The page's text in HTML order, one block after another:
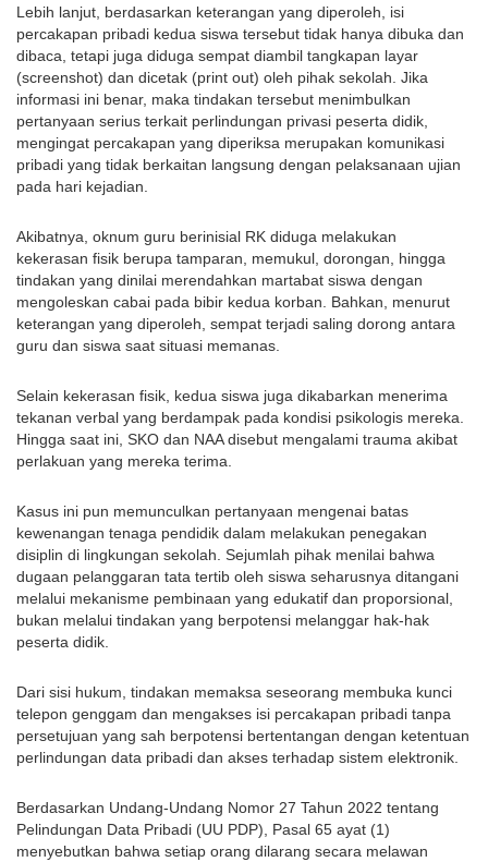
Lebih lanjut, berdasarkan keterangan yang diperoleh, isi
percakapan pribadi kedua siswa tersebut tidak hanya dibuka dan
dibaca, tetapi juga diduga sempat diambil tangkapan layar
(screenshot) dan dicetak (print out) oleh pihak sekolah. Jika
informasi ini benar, maka tindakan tersebut menimbulkan
pertanyaan serius terkait perlindungan privasi peserta didik,
mengingat percakapan yang diperiksa merupakan komunikasi
pribadi yang tidak berkaitan langsung dengan pelaksanaan ujian
pada hari kejadian.
Akibatnya, oknum guru berinisial RK diduga melakukan
kekerasan fisik berupa tamparan, memukul, dorongan, hingga
tindakan yang dinilai merendahkan martabat siswa dengan
mengoleskan cabai pada bibir kedua korban. Bahkan, menurut
keterangan yang diperoleh, sempat terjadi saling dorong antara
guru dan siswa saat situasi memanas.
Selain kekerasan fisik, kedua siswa juga dikabarkan menerima
tekanan verbal yang berdampak pada kondisi psikologis mereka.
Hingga saat ini, SKO dan NAA disebut mengalami trauma akibat
perlakuan yang mereka terima.
Kasus ini pun memunculkan pertanyaan mengenai batas
kewenangan tenaga pendidik dalam melakukan penegakan
disiplin di lingkungan sekolah. Sejumlah pihak menilai bahwa
dugaan pelanggaran tata tertib oleh siswa seharusnya ditangani
melalui mekanisme pembinaan yang edukatif dan proporsional,
bukan melalui tindakan yang berpotensi melanggar hak-hak
peserta didik.
Dari sisi hukum, tindakan memaksa seseorang membuka kunci
telepon genggam dan mengakses isi percakapan pribadi tanpa
persetujuan yang sah berpotensi bertentangan dengan ketentuan
perlindungan data pribadi dan akses terhadap sistem elektronik.
Berdasarkan Undang-Undang Nomor 27 Tahun 2022 tentang
Pelindungan Data Pribadi (UU PDP), Pasal 65 ayat (1)
menyebutkan bahwa setiap orang dilarang secara melawan